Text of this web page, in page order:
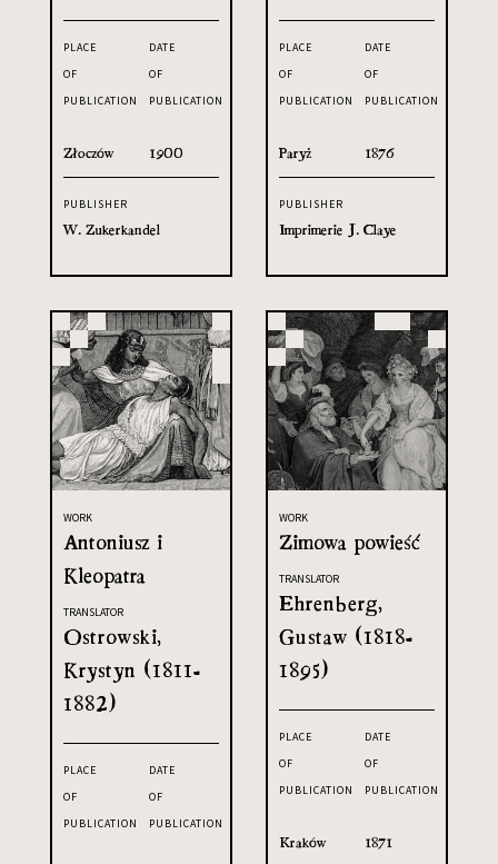
PLACE
OF
PUBLICATION
Złoczów
DATE
OF
PUBLICATION
1900
PUBLISHER
W. Zukerkandel
PLACE
OF
PUBLICATION
Paryż
DATE
OF
PUBLICATION
1876
PUBLISHER
Imprimerie J. Claye
WORK
Antoniusz i
Kleopatra
TRANSLATOR
Ostrowski,
Krystyn (1811-
1882)
PLACE
OF
PUBLICATION
DATE
OF
PUBLICATION
WORK
Zimowa powieść
TRANSLATOR
Ehrenberg,
Gustaw (1818-
1895)
PLACE
OF
PUBLICATION
Kraków
DATE
OF
PUBLICATION
1871